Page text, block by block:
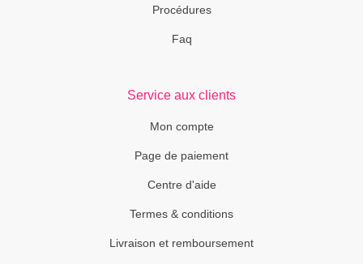
Procédures
Faq
Service aux clients
Mon compte
Page de paiement
Centre d'aide
Termes & conditions
Livraison et remboursement